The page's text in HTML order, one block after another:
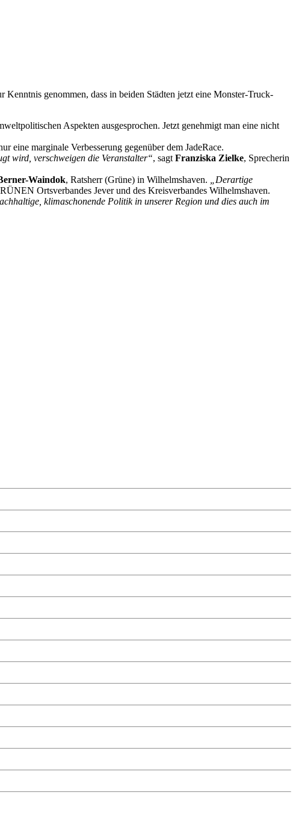
genommen, dass in beiden Städten jetzt eine Monster-Truck-
Aspekten ausgesprochen. Jetzt genehmigt man eine nicht
eine marginale Verbesserung gegenüber dem JadeRace.
wird, verschweigen die Veranstalter“, sagt Franziska Zielke, Sprecherin
Waindok, Ratsherr (Grüne) in Wilhelmshaven.
„Derartige
Ortsverbandes Jever und des Kreisverbandes Wilhelmshaven.
klimaschonende Politik in unserer Region und dies auch im